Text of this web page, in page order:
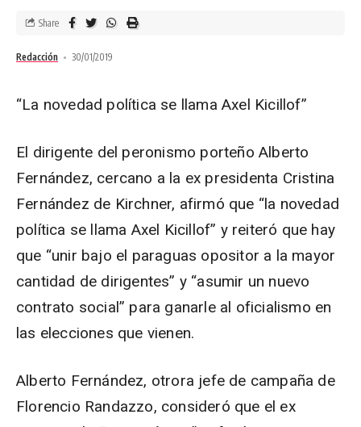
Redacción 30/01/2019
Share
“La novedad política se llama Axel Kicillof”
El dirigente del peronismo porteño Alberto
Fernández, cercano a la ex presidenta Cristina
Fernández de Kirchner, afirmó que “la novedad
política se llama Axel Kicillof” y reiteró que hay
que “unir bajo el paraguas opositor a la mayor
cantidad de dirigentes” y “asumir un nuevo
contrato social” para ganarle al oficialismo en
las elecciones que vienen.
Alberto Fernández, otrora jefe de campaña de
Florencio Randazzo, consideró que el ex